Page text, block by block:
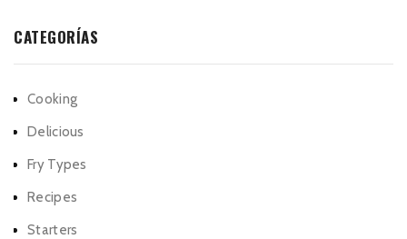
CATEGORÍAS
Cooking
Delicious
Fry Types
Recipes
Starters